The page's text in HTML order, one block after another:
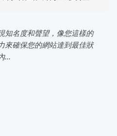
知名度和聲望，像您這樣的
來確保您的網站達到最佳狀
...